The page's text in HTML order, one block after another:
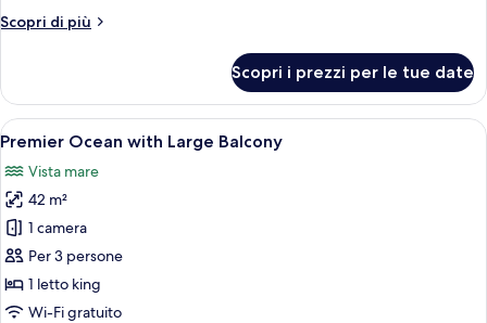
Scopri di più
Altri
vista
mare
Scopri i prezzi per le tue date
Apri
tutte
le
foto
per
Premier
Ocean
with
Una camera d'albergo con un letto
10
Premier Ocean with Large Balcony
Vista mare
42 m²
1 camera
Per 3 persone
1 letto king
Wi-Fi gratuito